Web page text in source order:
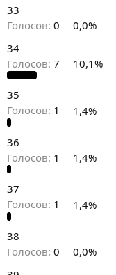
33
Голосов: 0
0,0%
34
Голосов: 7 10,1%
35
Голосов: 1 1,4%
36
Голосов: 1 1,4%
37
Голосов: 1 1,4%
38
Голосов: 0
0,0%